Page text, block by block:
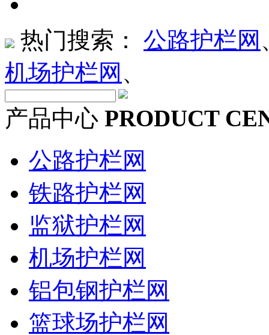
热门搜索： 公路护栏网
机场护栏网 、
产品中心 PRODUCT
公路护栏网
铁路护栏网
监狱护栏网
机场护栏网
铝包钢护栏网
篮球场护栏网